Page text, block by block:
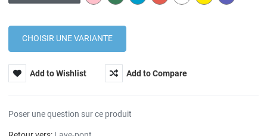
Add to Wishlist Add to Compare
Poser une question sur ce produit